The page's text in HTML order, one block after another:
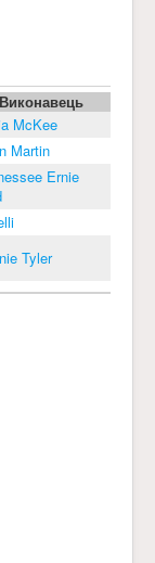
Виконавець
McKee
Martin
Ernie
Tyler